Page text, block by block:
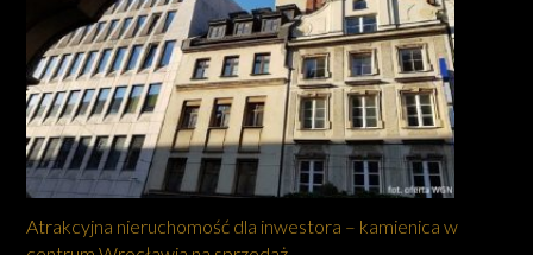
Atrakcyjna nieruchomość dla inwestora – kamienica w